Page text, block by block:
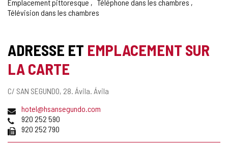
Emplacement pittoresque
Téléphone dans les chambres
Télévision dans les chambres
ADRESSE ET EMPLACEMENT SUR
LA CARTE
Adresse
C/ SAN SEGUNDO, 28. Ávila. Ávila
Adresse
de
courrier
électronique
hotel@hsansegundo.com
Téléphones
920 252 590
Fax 920 252 790